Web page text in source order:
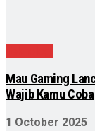
Mau Gaming
Wajib Kamu Coba
1 October 2025